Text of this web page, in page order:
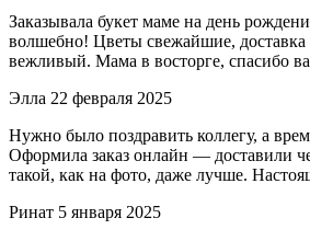
Заказывала букет маме на день
волшебно! Цветы свежайшие, доставка
вежливый. Мама в восторге, спасибо
Элла 22 февраля 2025
Нужно было поздравить коллегу, а
Оформила заказ онлайн — доставили
такой, как на фото, даже лучше.
Ринат 5 января 2025